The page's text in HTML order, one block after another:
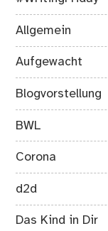
Allgemein
Aufgewacht
Blogvorstellung
BWL
Corona
d2d
Das Kind in Dir